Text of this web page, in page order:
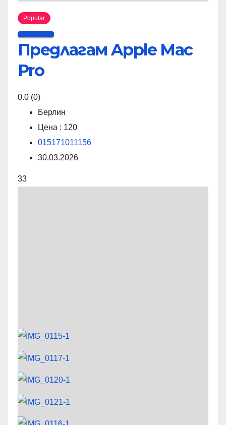
Popular
Предлагам Apple Mac
Pro
0.0 (0)
Берлин
Цена : 120
015171011156
30.03.2026
33